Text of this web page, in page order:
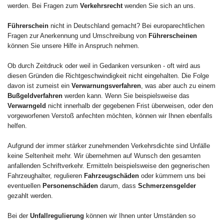
werden. Bei Fragen zum Verkehrsrecht wenden Sie sich an uns.
Führerschein nicht in Deutschland gemacht? Bei europarechtlichen
Fragen zur Anerkennung und Umschreibung von Führerscheinen
können Sie unsere Hilfe in Anspruch nehmen.
Ob durch Zeitdruck oder weil in Gedanken versunken - oft wird aus
diesen Gründen die Richtgeschwindigkeit nicht eingehalten. Die Folge
davon ist zumeist ein Verwarnungsverfahren , was aber auch zu einem
Bußgeldverfahren werden kann. Wenn Sie beispielsweise das
Verwarngeld nicht innerhalb der gegebenen Frist überweisen, oder den
vorgeworfenen Verstoß anfechten möchten, können wir Ihnen ebenfalls
helfen.
Aufgrund der immer stärker zunehmenden Verkehrsdichte sind Unfälle
keine Seltenheit mehr. Wir übernehmen auf Wunsch den gesamten
anfallenden Schriftverkehr. Ermitteln beispielsweise den gegnerischen
Fahrzeughalter, regulieren Fahrzeugschäden oder kümmern uns bei
eventuellen Personenschäden darum, dass Schmerzensgelder
gezahlt werden.
Bei der Unfallregulierung können wir Ihnen unter Umständen so